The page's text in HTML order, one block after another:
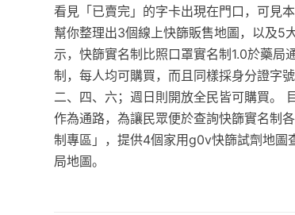
看見「已賣完」的字卡出現在門口，可見
幫你整理出3個線上快篩販售地圖，以及5
示，快篩實名制比照口罩實名制1.0於藥局
制，每人均可購買，而且同樣採身分證字
二、四、六；週日則開放全民皆可購買。
作為通路，為讓民眾便於查詢快篩實名制
制專區」，提供4個家用g0v快篩試劑地圖
局地圖。